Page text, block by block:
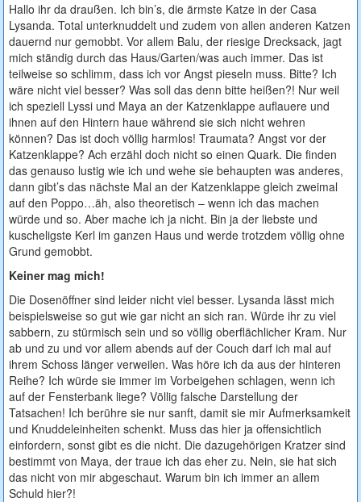
Hallo ihr da draußen. Ich bin’s, die ärmste Katze in der Casa
Lysanda. Total unterknuddelt und zudem von allen anderen Katzen
dauernd nur gemobbt. Vor allem Balu, der riesige Drecksack, jagt
mich ständig durch das Haus/Garten/was auch immer. Das ist
teilweise so schlimm, dass ich vor Angst pieseln muss. Bitte? Ich
wäre nicht viel besser? Was soll das denn bitte heißen?! Nur weil
ich speziell Lyssi und Maya an der Katzenklappe auflauere und
ihnen auf den Hintern haue während sie sich nicht wehren
können? Das ist doch völlig harmlos! Traumata? Angst vor der
Katzenklappe? Ach erzähl doch nicht so einen Quark. Die finden
das genauso lustig wie ich und wehe sie behaupten was anderes,
dann gibt’s das nächste Mal an der Katzenklappe gleich zweimal
auf den Poppo…äh, also theoretisch – wenn ich das machen
würde und so. Aber mache ich ja nicht. Bin ja der liebste und
kuscheligste Kerl im ganzen Haus und werde trotzdem völlig ohne
Grund gemobbt.
Keiner mag mich!
Die Dosenöffner sind leider nicht viel besser. Lysanda lässt mich
beispielsweise so gut wie gar nicht an sich ran. Würde ihr zu viel
sabbern, zu stürmisch sein und so völlig oberflächlicher Kram. Nur
ab und zu und vor allem abends auf der Couch darf ich mal auf
ihrem Schoss länger verweilen. Was höre ich da aus der hinteren
Reihe? Ich würde sie immer im Vorbeigehen schlagen, wenn ich
auf der Fensterbank liege? Völlig falsche Darstellung der
Tatsachen! Ich berühre sie nur sanft, damit sie mir Aufmerksamkeit
und Knuddeleinheiten schenkt. Muss das hier ja offensichtlich
einfordern, sonst gibt es die nicht. Die dazugehörigen Kratzer sind
bestimmt von Maya, der traue ich das eher zu. Nein, sie hat sich
das nicht von mir abgeschaut. Warum bin ich immer an allem
Schuld hier?!